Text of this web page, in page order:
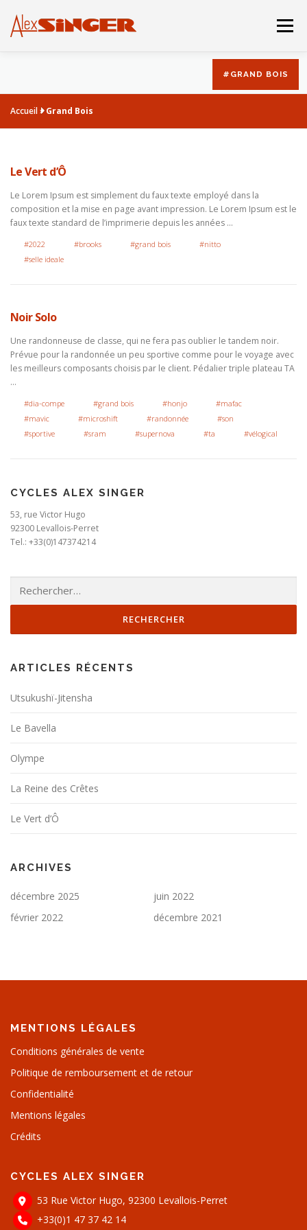
contenu
Menu
LA DERNIERE MACHINE HISTOIRE ACBO
#GRAND BOIS
Accueil»Grand Bois
Le Vert d’Ô
Le Lorem Ipsum est simplement du faux texte employé dans la
composition et la mise en page avant impression. Le Lorem Ipsum est le
faux texte standard de l’imprimerie depuis les années …
#2022 #brooks #grand bois
#nitto
#selle ideale
Noir Solo
Une randonneuse de classe, qui ne fera pas oublier le tandem noir.
Prévue pour la randonnée un peu sportive comme pour le voyage avec
les meilleurs composants choisis par le client. Pédalier triple plateau TA
…
#dia-compe #grand bois #honjo
#mafac
#mavic
#microshift #randonnée
#son
#sportive
#sram #supernova #ta #vélogical
CYCLES ALEX SINGER
53, rue Victor Hugo
92300 Levallois-Perret
Tel.: +33(0)147374214
ARTICLES RÉCENTS
Utsukushï-Jitensha
Le Bavella
Olympe
La Reine des Crêtes
Le Vert d’Ô
ARCHIVES
décembre 2025
juin 2022
février 2022
décembre 2021
MENTIONS LÉGALES
Conditions générales de vente
Politique de remboursement et de retour
Confidentialité
Mentions légales
Crédits
CYCLES ALEX SINGER
53 Rue Victor Hugo, 92300 Levallois-Perret
+33(0)1 47 37 42 14